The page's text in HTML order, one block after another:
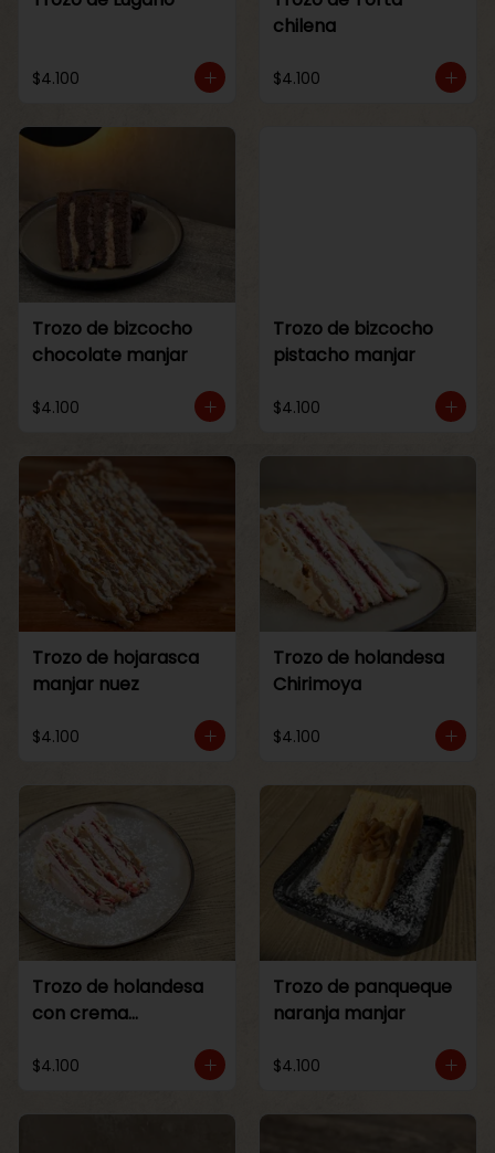
$4.100
chilena
$4.100
Trozo de bizcocho
chocolate manjar
$4.100
Trozo de bizcocho
pistacho manjar
$4.100
Trozo de hojarasca
manjar nuez
$4.100
Trozo de holandesa
Chirimoya
$4.100
Trozo de holandesa
con crema
$4.100
Trozo de panqueque
naranja manjar
$4.100